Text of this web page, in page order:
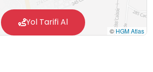
© HGM Atlas
Yol Tarifi Al